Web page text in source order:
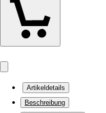
Artikeldetails
Beschreibung